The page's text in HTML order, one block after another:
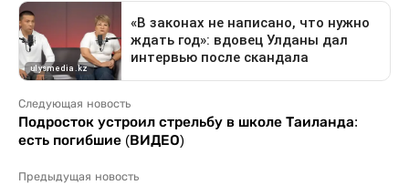
Следующая новость
Подросток устроил стрельбу в школе Таиланда:
есть погибшие (ВИДЕО)
Предыдущая новость